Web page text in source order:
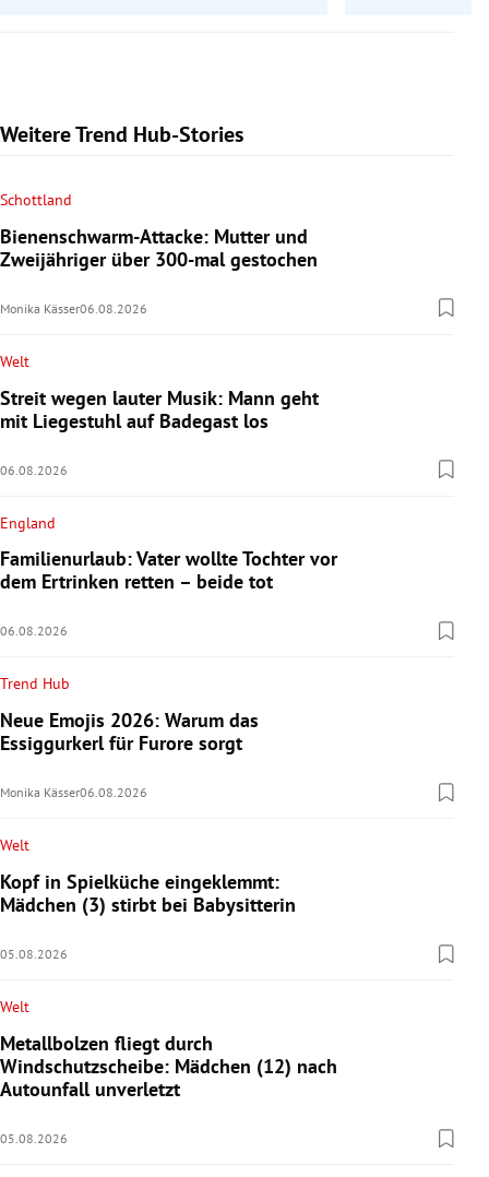
Weitere Trend Hub-Stories
Schottland
Bienenschwarm-Attacke: Mutter und
Zweijähriger über 300-mal gestochen
Monika Kässer06.08.2026
Welt
Streit wegen lauter Musik: Mann geht
mit Liegestuhl auf Badegast los
06.08.2026
England
Familienurlaub: Vater wollte Tochter vor
dem Ertrinken retten – beide tot
06.08.2026
Trend Hub
Neue Emojis 2026: Warum das
Essiggurkerl für Furore sorgt
Monika Kässer06.08.2026
Welt
Kopf in Spielküche eingeklemmt:
Mädchen (3) stirbt bei Babysitterin
05.08.2026
Welt
Metallbolzen fliegt durch
Windschutzscheibe: Mädchen (12) nach
Autounfall unverletzt
05.08.2026